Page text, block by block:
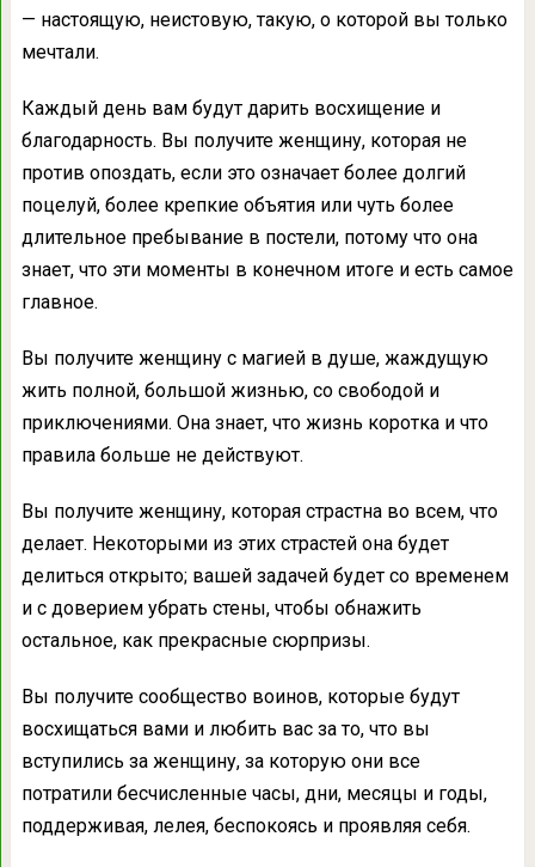
— настоящую, неистовую, такую, о которой вы только
мечтали.
Каждый день вам будут дарить восхищение и
благодарность. Вы получите женщину, которая не
против опоздать, если это означает более долгий
поцелуй, более крепкие объятия или чуть более
длительное пребывание в постели, потому что она
знает, что эти моменты в конечном итоге и есть самое
главное.
Вы получите женщину с магией в душе, жаждущую
жить полной, большой жизнью, со свободой и
приключениями. Она знает, что жизнь коротка и что
правила больше не действуют.
Вы получите женщину, которая страстна во всем, что
делает. Некоторыми из этих страстей она будет
делиться открыто; вашей задачей будет со временем
и с доверием убрать стены, чтобы обнажить
остальное, как прекрасные сюрпризы.
Вы получите сообщество воинов, которые будут
восхищаться вами и любить вас за то, что вы
вступились за женщину, за которую они все
потратили бесчисленные часы, дни, месяцы и годы,
поддерживая, лелея, беспокоясь и проявляя себя.